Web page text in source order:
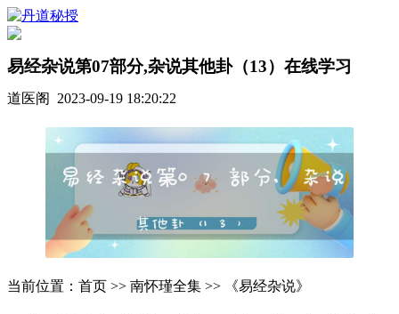
易经杂说第07部分,杂说其他卦（13）在线学习
道医阁 2023-09-19 18:20:22
当前位置：首页 >> 南怀瑾全集 >> 《易经杂说》